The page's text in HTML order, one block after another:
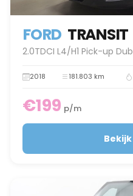
FORD TRANSIT
2.0TDCI L4/H1 Pick-up
2018 181.803 km
€199 p/m